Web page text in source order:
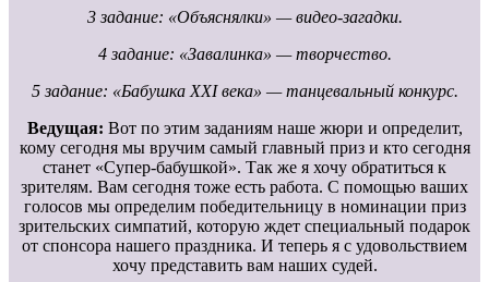
3 задание: «Объяснялки» — видео-загадки.
4 задание: «Завалинка» — творчество.
5 задание: «Бабушка XXI века» — танцевальный конкурс.
Ведущая: Вот по этим заданиям наше жюри и определит,
кому сегодня мы вручим самый главный приз и кто сегодня
станет «Супер-бабушкой». Так же я хочу обратиться к
зрителям. Вам сегодня тоже есть работа. С помощью ваших
голосов мы определим победительницу в номинации приз
зрительских симпатий, которую ждет специальный подарок
от спонсора нашего праздника. И теперь я с удовольствием
хочу представить вам наших судей.